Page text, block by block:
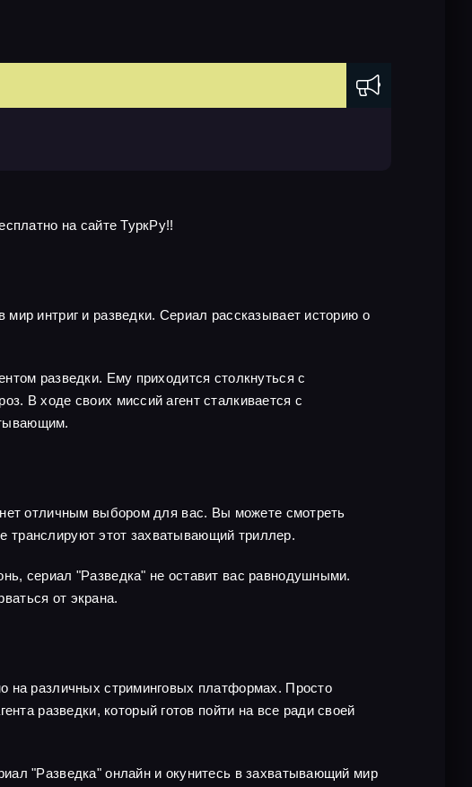
на сайте ТуркРу!!
интриг и разведки. Сериал рассказывает историю о
разведки. Ему приходится столкнуться с
В ходе своих миссий агент сталкивается с
отличным выбором для вас. Вы можете смотреть
транслируют этот захватывающий триллер.
сериал "Разведка" не оставит вас равнодушными.
от экрана.
на различных стриминговых платформах. Просто
разведки, который готов пойти на все ради своей
"Разведка" онлайн и окунитесь в захватывающий мир